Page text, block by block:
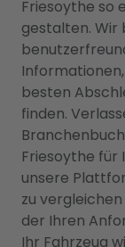
Friesoythe so
gestalten. Wir
besten
finden.
Friesoythe für
unsere
zu
der Ihren
Ihr Fahrzeug